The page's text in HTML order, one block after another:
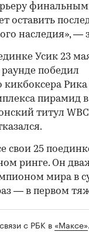
оставить
наследия», —
Усик 23
победил
кикбоксера
пирамид
титул
свои 25
ринге. Он
мира в
— в первом
с РБК в «Максе».